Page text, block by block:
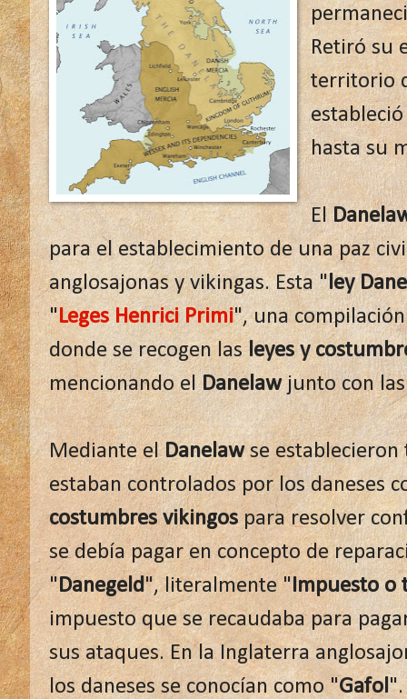
Retiró su
territorio
hasta su
El
para el establecimiento de una paz
anglosajonas y vikingas. Esta "ley
"Leges Henrici Primi", una
donde se recogen lasleyes y
mencionando elDanelawjunto con
Mediante elDanelawse
estaban controlados por los daneses
costumbres vikingospara resolver
se debía pagar en concepto de
"Danegeld", literalmente "Impuesto o
impuesto que se recaudaba para
sus ataques. En la Inglaterra
los daneses se conocían como "Gafol".